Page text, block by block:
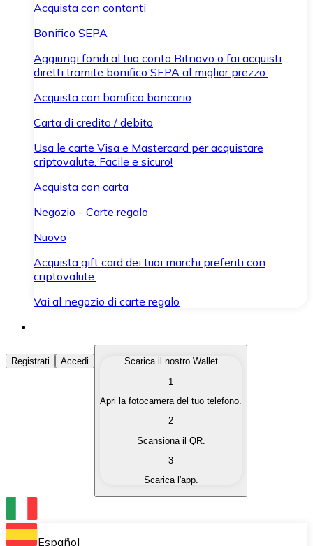
Acquista con contanti
Bonifico SEPA
Aggiungi fondi al tuo conto Bitnovo o fai acquisti
diretti tramite bonifico SEPA al miglior prezzo.
Acquista con bonifico bancario
Carta di credito / debito
Usa le carte Visa e Mastercard per acquistare
criptovalute. Facile e sicuro!
Acquista con carta
Negozio - Carte regalo
Nuovo
Acquista gift card dei tuoi marchi preferiti con
criptovalute.
Vai al negozio di carte regalo
Acquista Criptovalute
Acquista le criptovalute che ti interessano in modo
Converti le tue criptovalute in valuta fiat quando ne
Scambia una criptovaluta con un'altra
Conserva le tue cripto in un Wallet self-custodial.
Registrati Accedi
Scarica il nostro Wallet
1
Apri la fotocamera del tuo telefono.
2
Scansiona il QR.
3
Scarica l'app.
Español